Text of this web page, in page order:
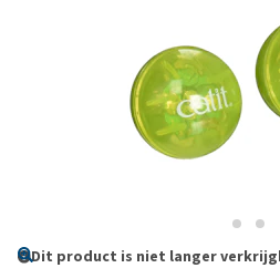
Dit product is niet langer